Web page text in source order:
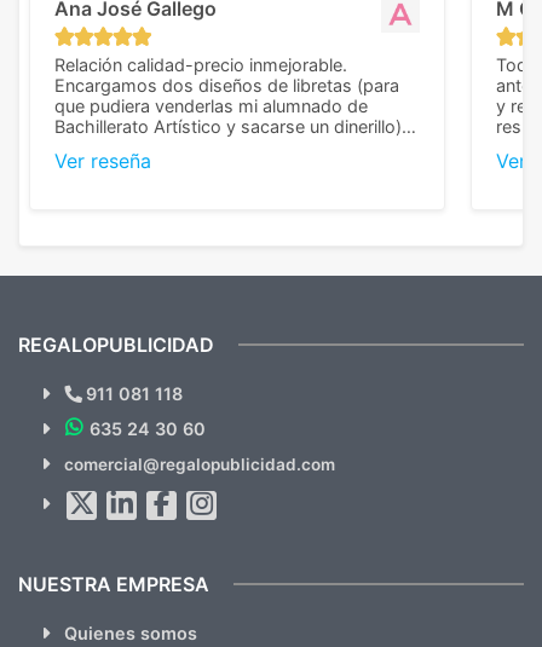
Ana José Gallego
Relación calidad-precio inmejorable.
Encargamos dos diseños de libretas (para
que pudiera venderlas mi alumnado de
Bachillerato Artístico y sacarse un dinerillo) y
diferencia, con libretas de muy buena calidad
Ver reseña
M C
Todo
y
Ver
¿Quieres ver nuestras últimas
Novedades y Ofertas?
hacemos Spam)
REGALOPUBLICIDAD
911 081 118
635 24 30 60
comercial@regalopublicidad.com
NUESTRA EMPRESA
Quienes somos